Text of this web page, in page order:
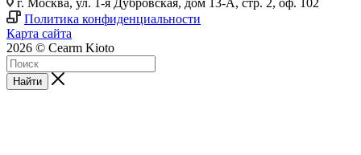
Политика конфиденциальности
Карта сайта
2026 © Cearm Kioto
Найти